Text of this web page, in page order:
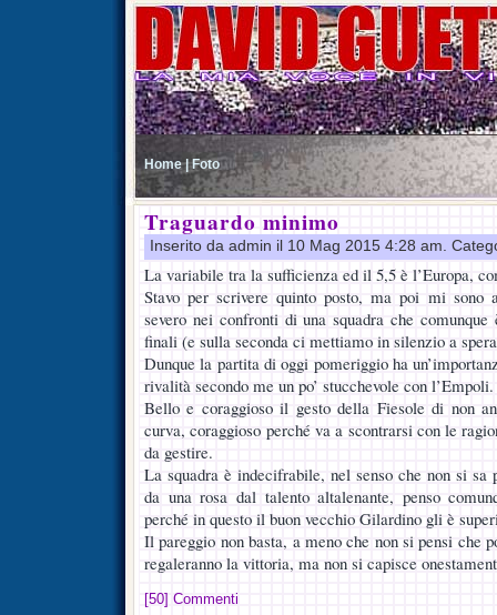
Home | Foto
Traguardo minimo
Inserito da admin il 10 Mag 2015 4:28 am.
La variabile tra la sufficienza ed il 5,5 è l’Europa,
Stavo per scrivere quinto posto, ma poi mi sono
severo nei confronti di una squadra che
finali (e sulla seconda ci mettiamo in silenzio a
Dunque la partita di oggi pomeriggio ha
rivalità secondo me un po’ stucchevole con l’Empoli.
Bello e coraggioso il gesto della Fiesole di non
curva, coraggioso perché va a scontrarsi con le
da gestire.
La squadra è indecifrabile, nel senso che non si sa
da una rosa dal talento altalenante, penso
perché in questo il buon vecchio Gilardino gli è
Il pareggio non basta, a meno che non si pensi che
regaleranno la vittoria, ma non si capisce
[50] Commenti